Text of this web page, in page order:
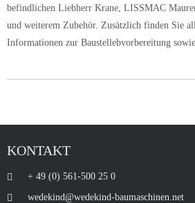
befindlichen Liebherr Krane, LISSMAC
und weiterem Zubehör. Zusätzlich finden Sie
Informationen zur Baustellebvorbereitung
KONTAKT
+ 49 (0) 561-500 25 0
wedekind@wedekind-baumaschinen.net